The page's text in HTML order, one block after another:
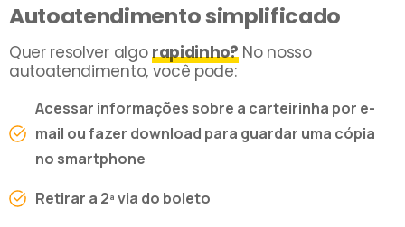
Autoatendimentosimplificado
Quer resolver algorapidinho?No nosso
autoatendimento, você pode:
Acessar informações sobre a carteirinha por e-
mail ou fazer download para guardar uma cópia
no smartphone
Retirar a 2ª via do boleto